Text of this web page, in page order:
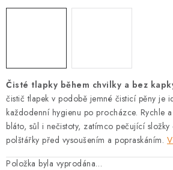
Výměna, vrácení a reklamace
FAQ
Čisté tlapky během chvilky a bez
čistič tlapek v podobě jemné čisticí pěny je
každodenní hygienu po procházce. Rychle
bláto, sůl i nečistoty, zatímco pečující složky
polštářky před vysoušením a popraskáním.
Položka byla vyprodána…